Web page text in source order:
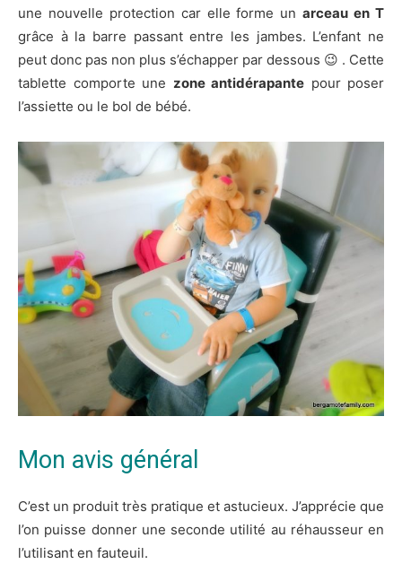
une nouvelle protection car elle forme unarceau en T
grâce à la barre passant entre les jambes. L’enfant ne
peut donc pas non plus s’échapper par dessous 😉 . Cette
tablette comporte une zone antidérapante pour poser
l’assiette ou le bol de bébé.
Mon avis général
C’est un produit très pratique et astucieux. J’apprécie que
l’on puisse donner une seconde utilité au réhausseur en
l’utilisant en fauteuil.